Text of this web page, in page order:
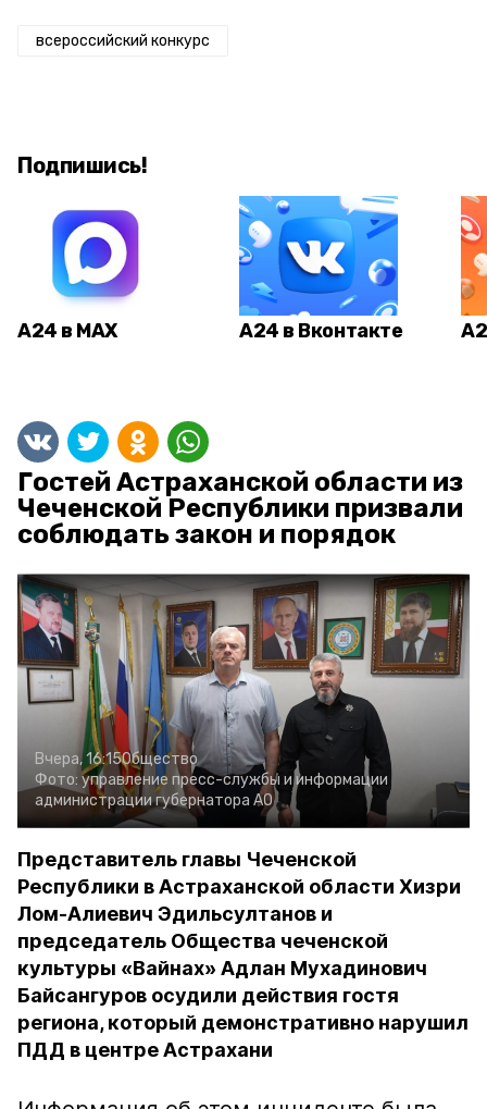
всероссийский конкурс
Подпишись!
А24 в MAX А24 в Вконтакте
Гостей Астраханской области из
Чеченской Республики призвали
соблюдать закон и порядок
Вчера, 16:15Общество
Фото: управление пресс-службы и информации
администрации губернатора АО
Представитель главы Чеченской
Республики в Астраханской области Хизри
Лом-Алиевич Эдильсултанов и
председатель Общества чеченской
культуры «Вайнах» Адлан Мухадинович
Байсангуров осудили действия гостя
региона, который демонстративно нарушил
ПДД в центре Астрахани